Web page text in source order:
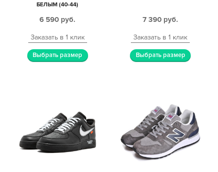
БЕЛЫМ (40-44)
6 590 руб.
Заказать в 1 клик
Выбрать размер
7 390 руб.
Заказать в 1 клик
Выбрать размер